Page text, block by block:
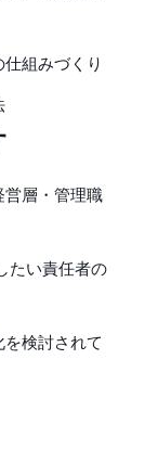
組みづくり
営層・管理職
たい責任者の
検討されて